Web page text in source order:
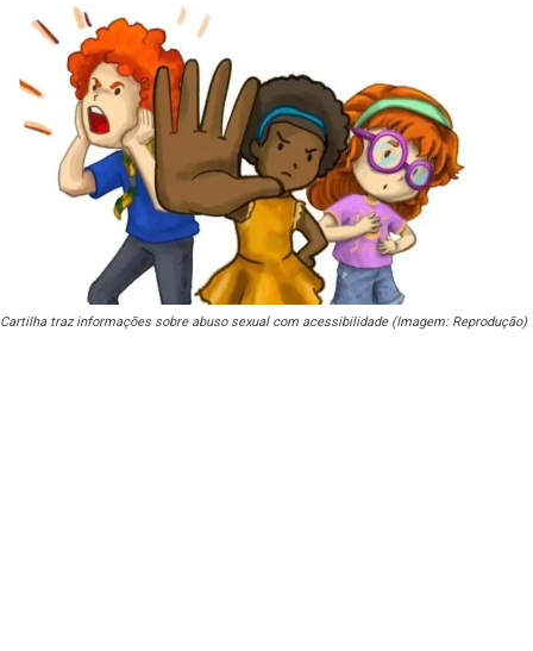
Cartilha traz informações sobre abuso sexual com acessibilidade (Imagem: Reprodução)